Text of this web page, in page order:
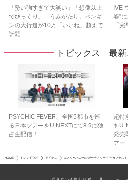
「勢い強すぎて大笑い」「想像以上
でびっくり」 うみがたり、ペンギ
ンの大行進が10万「いいね」超えで
話題
IVE
姿”
「
トピックス 最新
PSYCHIC FEVER、全国5都市を巡
る日本ツアーをU‐NEXTにて8.9に独
占生配信！
超特
をU-
発売
アー
HOME トレンドTOP アイテム エスターバニーの“ポーチアソート”がカプセル